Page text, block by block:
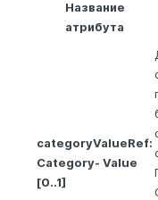
Название
атрибута
categoryValueRef:
Category- Value
[0..1]